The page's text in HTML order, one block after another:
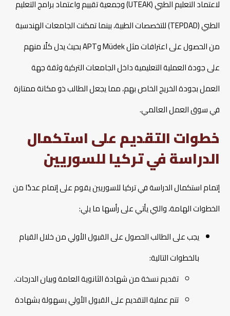
لاعتماد التعليم الطبي (UTEAK) وجمعية تقييم واعتماد برامج التعليم
الطبي (TEPDAD) للتخصصات الطبية، بينما تمكنت الجامعات الهندسية
من الحصول على اعترافات مثل Müdek وAPT بحيث يدل كلًا منهم
على جودة العملية التعليمية داخل الجامعات التركية وثقة جهة
العمل بجودة الخريج الخاص بهم، مما يجعل الطالب ذو مكانة ممتازة
في سوق العمل العالمي.
خطوات التقديم على استكمال
الدراسة في تركيا للسوريين
إتمام استكمال الدراسة في تركيا للسوريين يقوم على إتمام عددًا من
الخطوات الهامة، والتي يأتي على رأسها ما يلي:
يجب على الطالب الحصول على القبول الأولي من خلال القيام
بالخطوات التالية:
تقديم نسخة من شهادة الثانوية العامة وبيان الدرجات.
تتم عملية التقديم على القبول الأولي بسهولة بشهادة